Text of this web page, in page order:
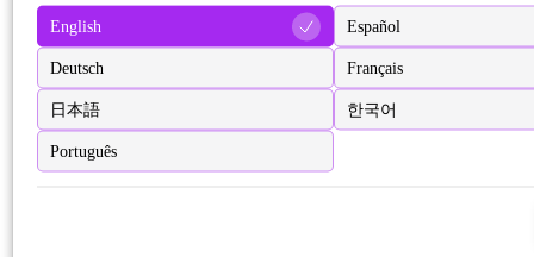
English Español
Deutsch Français
日本語 한국어
Português